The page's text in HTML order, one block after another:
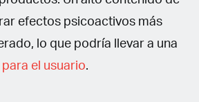
efectos psicoactivos más
lo que podría llevar a una
el usuario.